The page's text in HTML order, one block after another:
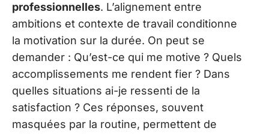
professionnelles. L’alignement entre
ambitions et contexte de travail conditionne
la motivation sur la durée. On peut se
demander : Qu’est-ce qui me motive ? Quels
accomplissements me rendent fier ? Dans
quelles situations ai-je ressenti de la
satisfaction ? Ces réponses, souvent
masquées par la routine, permettent de